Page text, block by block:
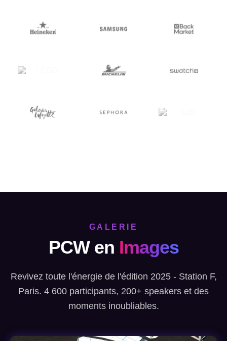
GALERIE
PCW en Images
Revivez toute l'énergie de l'édition 2025 - Station F,
Paris. 4 600 participants, 200+ speakers et des
moments inoubliables.